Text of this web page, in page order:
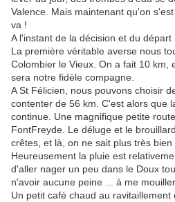
Valence. Mais maintenant qu'on
va !
A l'instant de la décision et du départ
La première véritable averse nous
Colombier le Vieux. On a fait 10 km,
sera notre fidèle compagne.
A St Félicien, nous pouvons choisir
contenter de 56 km. C'est alors que
continue. Une magnifique petite
FontFreyde. Le déluge et le
crêtes, et là, on ne sait plus très
Heureusement la pluie est
d'aller nager un peu dans le Doux
n'avoir aucune peine ... à me
Un petit café chaud au